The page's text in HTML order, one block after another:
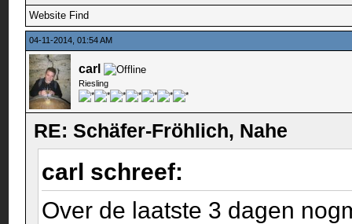
Website Find
04-11-2014, 01:54 AM
carl
Riesling
RE: Schäfer-Fröhlich, Nahe
carl schreef:
Over de laatste 3 dagen